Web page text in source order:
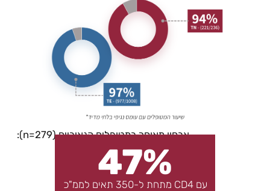
אבחון מאוחר במטופלים הנאיביים (n=279):
47%
עם CD4 מתחת ל-350 תאים לממ"כ